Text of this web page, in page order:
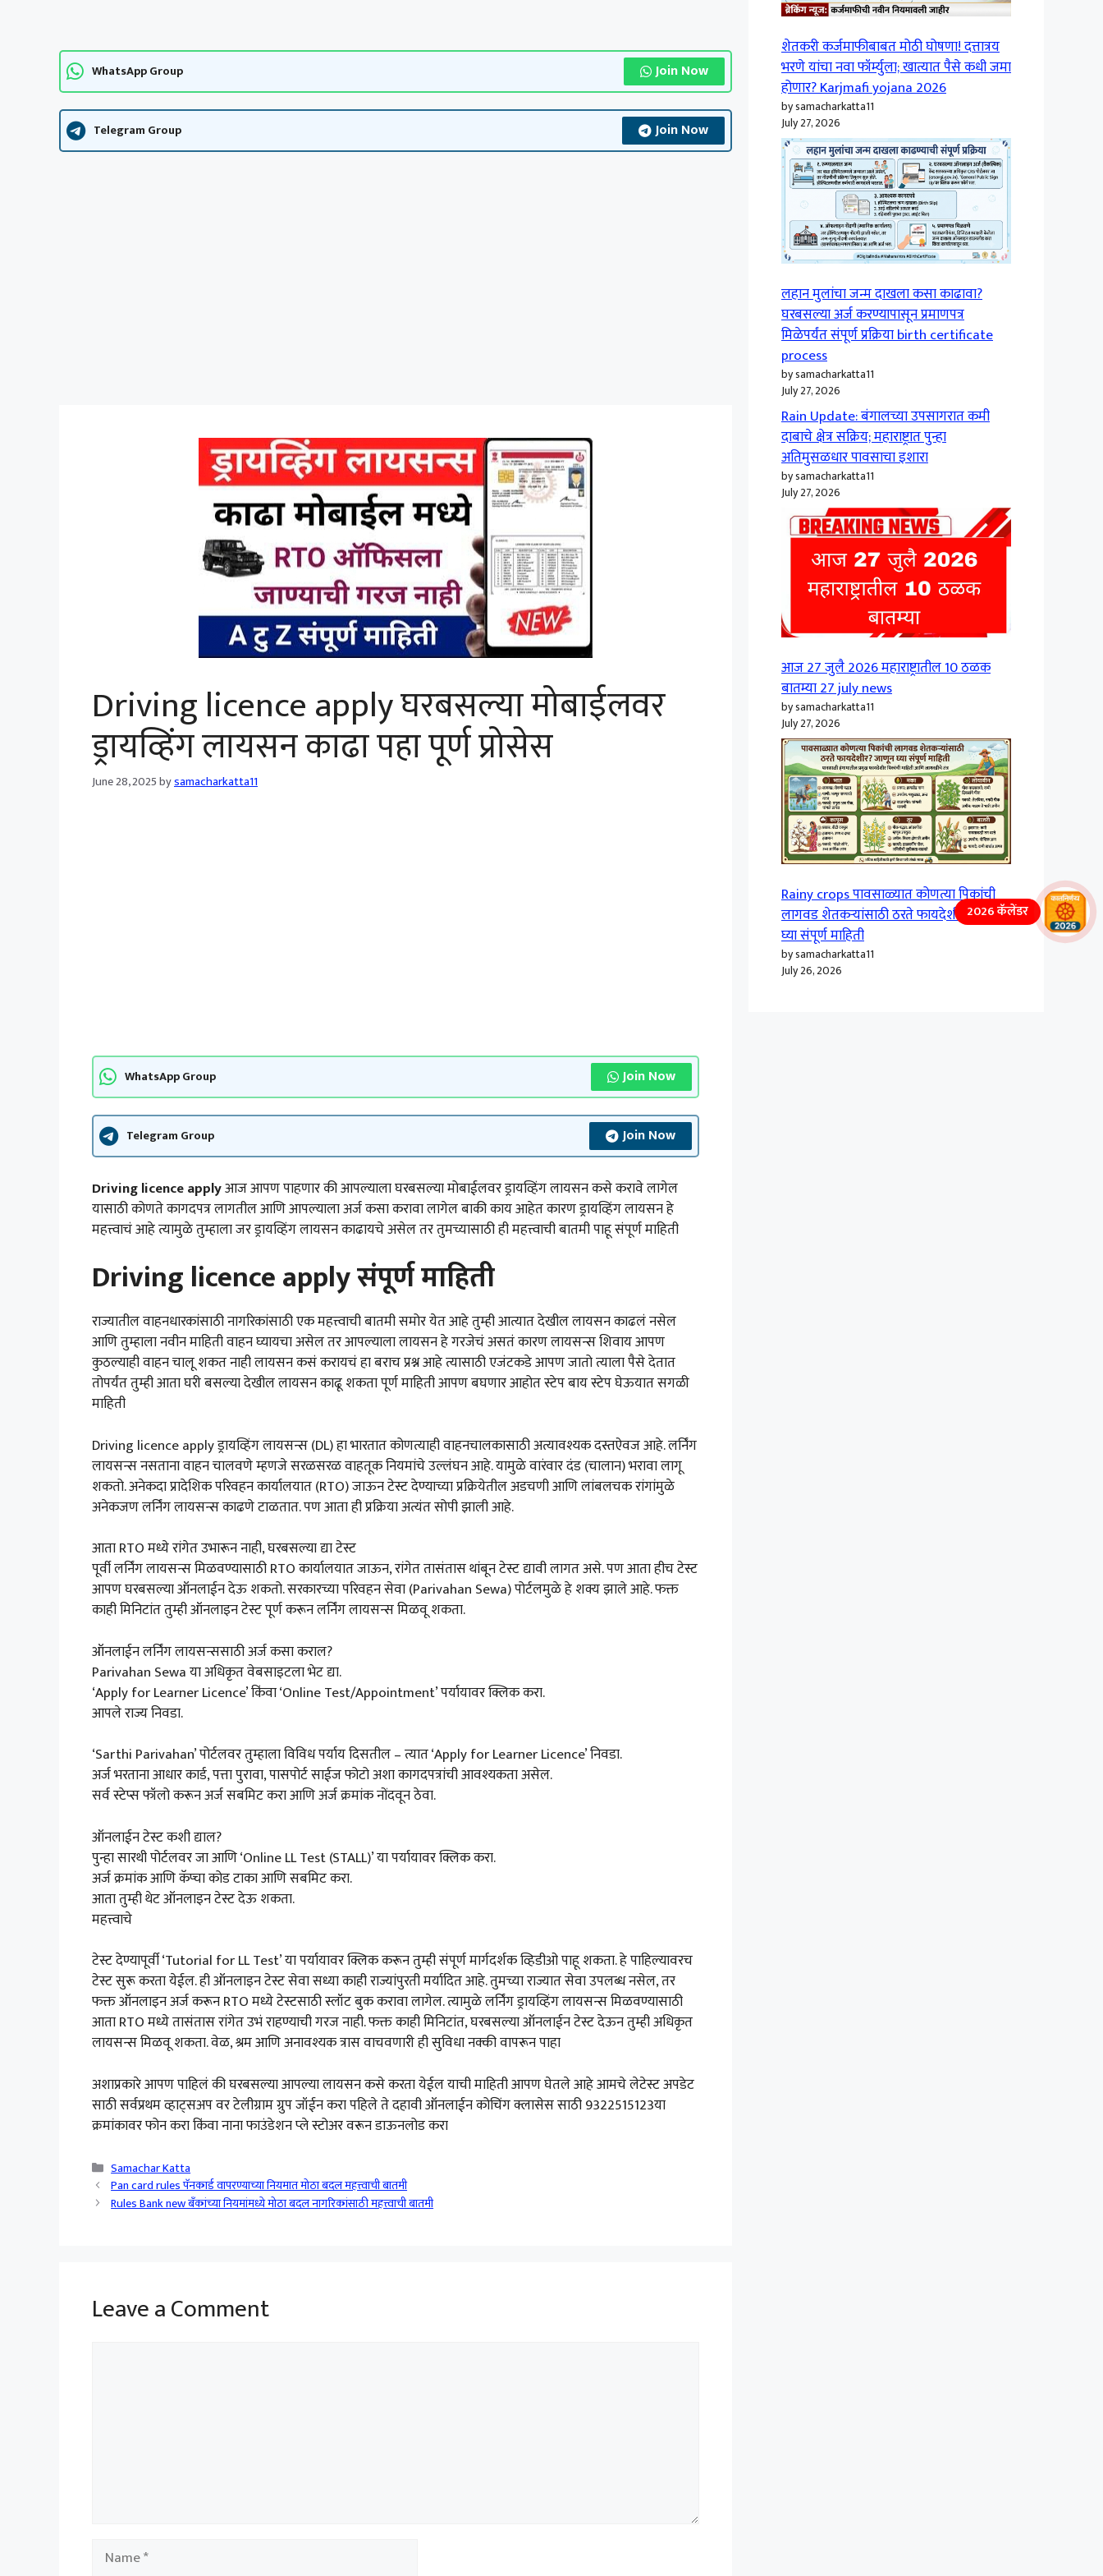
WhatsApp Group Join Now
Telegram Group Join Now
Driving licence apply घरबसल्या मोबाईलवर
ड्रायव्हिंग लायसन काढा पहा पूर्ण प्रोसेस
June 28, 2025bysamacharkatta11
WhatsApp Group Join Now
Telegram Group Join Now
Driving licence applyआज आपण पाहणार की आपल्याला घरबसल्या मोबाईलवर ड्रायव्हिंग लायसन कसे करावे लागेल
यासाठी कोणते कागदपत्र लागतील आणि आपल्याला अर्ज कसा करावा लागेल बाकी काय आहेत कारण ड्रायव्हिंग लायसन हे
महत्त्वाचं आहे त्यामुळे तुम्हाला जर ड्रायव्हिंग लायसन काढायचे असेल तर तुमच्यासाठी ही महत्त्वाची बातमी पाहू संपूर्ण माहिती
Driving licence apply संपूर्ण माहिती
राज्यातील वाहनधारकांसाठी नागरिकांसाठी एक महत्त्वाची बातमी समोर येत आहे तुम्ही आत्यात देखील लायसन काढलं नसेल
आणि तुम्हाला नवीन माहिती वाहन घ्यायचा असेल तर आपल्याला लायसन हे गरजेचं असतं कारण लायसन्स शिवाय आपण
कुठल्याही वाहन चालू शकत नाही लायसन कसं करायचं हा बराच प्रश्न आहे त्यासाठी एजंटकडे आपण जातो त्याला पैसे देतात
तोपर्यंत तुम्ही आता घरी बसल्या देखील लायसन काढू शकता पूर्ण माहिती आपण बघणार आहोत स्टेप बाय स्टेप घेऊयात सगळी
माहिती
Driving licence apply ड्रायव्हिंग लायसन्स (DL) हा भारतात कोणत्याही वाहनचालकासाठी अत्यावश्यक दस्तऐवज आहे. लर्निंग
लायसन्स नसताना वाहन चालवणे म्हणजे सरळसरळ वाहतूक नियमांचे उल्लंघन आहे. यामुळे वारंवार दंड (चालान) भरावा लागू
शकतो. अनेकदा प्रादेशिक परिवहन कार्यालयात (RTO) जाऊन टेस्ट देण्याच्या प्रक्रियेतील अडचणी आणि लांबलचक रांगांमुळे
अनेकजण लर्निंग लायसन्स काढणे टाळतात. पण आता ही प्रक्रिया अत्यंत सोपी झाली आहे.
आता RTO मध्ये रांगेत उभारून नाही, घरबसल्या द्या टेस्ट
पूर्वी लर्निंग लायसन्स मिळवण्यासाठी RTO कार्यालयात जाऊन, रांगेत तासंतास थांबून टेस्ट द्यावी लागत असे. पण आता हीच टेस्ट
आपण घरबसल्या ऑनलाईन देऊ शकतो. सरकारच्या परिवहन सेवा (Parivahan Sewa) पोर्टलमुळे हे शक्य झाले आहे. फक्त
काही मिनिटांत तुम्ही ऑनलाइन टेस्ट पूर्ण करून लर्निंग लायसन्स मिळवू शकता.
ऑनलाईन लर्निंग लायसन्ससाठी अर्ज कसा कराल?
Parivahan Sewa या अधिकृत वेबसाइटला भेट द्या.
‘Apply for Learner Licence’ किंवा ‘Online Test/Appointment’ पर्यायावर क्लिक करा.
आपले राज्य निवडा.
‘Sarthi Parivahan’ पोर्टलवर तुम्हाला विविध पर्याय दिसतील – त्यात ‘Apply for Learner Licence’ निवडा.
अर्ज भरताना आधार कार्ड, पत्ता पुरावा, पासपोर्ट साईज फोटो अशा कागदपत्रांची आवश्यकता असेल.
सर्व स्टेप्स फॉलो करून अर्ज सबमिट करा आणि अर्ज क्रमांक नोंदवून ठेवा.
ऑनलाईन टेस्ट कशी द्याल?
पुन्हा सारथी पोर्टलवर जा आणि ‘Online LL Test (STALL)’ या पर्यायावर क्लिक करा.
अर्ज क्रमांक आणि कॅप्चा कोड टाका आणि सबमिट करा.
आता तुम्ही थेट ऑनलाइन टेस्ट देऊ शकता.
महत्त्वाचे
टेस्ट देण्यापूर्वी ‘Tutorial for LL Test’ या पर्यायावर क्लिक करून तुम्ही संपूर्ण मार्गदर्शक व्हिडीओ पाहू शकता. हे पाहिल्यावरच
टेस्ट सुरू करता येईल. ही ऑनलाइन टेस्ट सेवा सध्या काही राज्यांपुरती मर्यादित आहे. तुमच्या राज्यात सेवा उपलब्ध नसेल, तर
फक्त ऑनलाइन अर्ज करून RTO मध्ये टेस्टसाठी स्लॉट बुक करावा लागेल. त्यामुळे लर्निंग ड्रायव्हिंग लायसन्स मिळवण्यासाठी
आता RTO मध्ये तासंतास रांगेत उभं राहण्याची गरज नाही. फक्त काही मिनिटांत, घरबसल्या ऑनलाईन टेस्ट देऊन तुम्ही अधिकृत
लायसन्स मिळवू शकता. वेळ, श्रम आणि अनावश्यक त्रास वाचवणारी ही सुविधा नक्की वापरून पाहा
अशाप्रकारे आपण पाहिलं की घरबसल्या आपल्या लायसन कसे करता येईल याची माहिती आपण घेतले आहे आमचे लेटेस्ट अपडेट
साठी सर्वप्रथम व्हाट्सअप वर टेलीग्राम ग्रुप जॉईन करा पहिले ते दहावी ऑनलाईन कोचिंग क्लासेस साठी 9322515123या
क्रमांकावर फोन करा किंवा नाना फाउंडेशन प्ले स्टोअर वरून डाऊनलोड करा
Categories
Samachar Katta
Pan card rules पॅनकार्ड वापरण्याच्या नियमात मोठा बदल महत्त्वाची बातमी
Rules Bank new बँकांच्या नियमांमध्ये मोठा बदल नागरिकांसाठी महत्त्वाची बातमी
Leave a Comment
Name
शेतकरी कर्जमाफीबाबत मोठी घोषणा! दत्तात्रय
भरणे यांचा नवा फॉर्म्युला; खात्यात पैसे कधी जमा
होणार? Karjmafi yojana 2026
by samacharkatta11
July 27, 2026
लहान मुलांचा जन्म दाखला कसा काढावा?
घरबसल्या अर्ज करण्यापासून प्रमाणपत्र
मिळेपर्यंत संपूर्ण प्रक्रिया birth certificate
process
by samacharkatta11
July 27, 2026
Rain Update: बंगालच्या उपसागरात कमी
दाबाचे क्षेत्र सक्रिय; महाराष्ट्रात पुन्हा
अतिमुसळधार पावसाचा इशारा
by samacharkatta11
July 27, 2026
आज 27 जुलै 2026 महाराष्ट्रातील 10 ठळक
बातम्या 27 july news
by samacharkatta11
July 27, 2026
Rainy crops पावसाळ्यात कोणत्या पिकांची
लागवड शेतकऱ्यांसाठी ठरते फायदेशीर? जाणून
घ्या संपूर्ण माहिती
by samacharkatta11
July 26, 2026
2026 कॅलेंडर